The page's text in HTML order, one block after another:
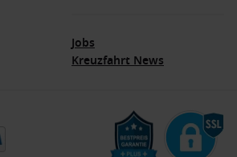
Jobs
Kreuzfahrt News